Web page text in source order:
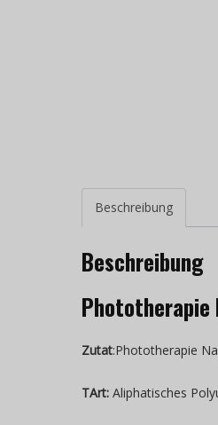
Beschreibung
Beschreibung
Phototherapie
Zutat:Phototherapie
TArt: Aliphatisches